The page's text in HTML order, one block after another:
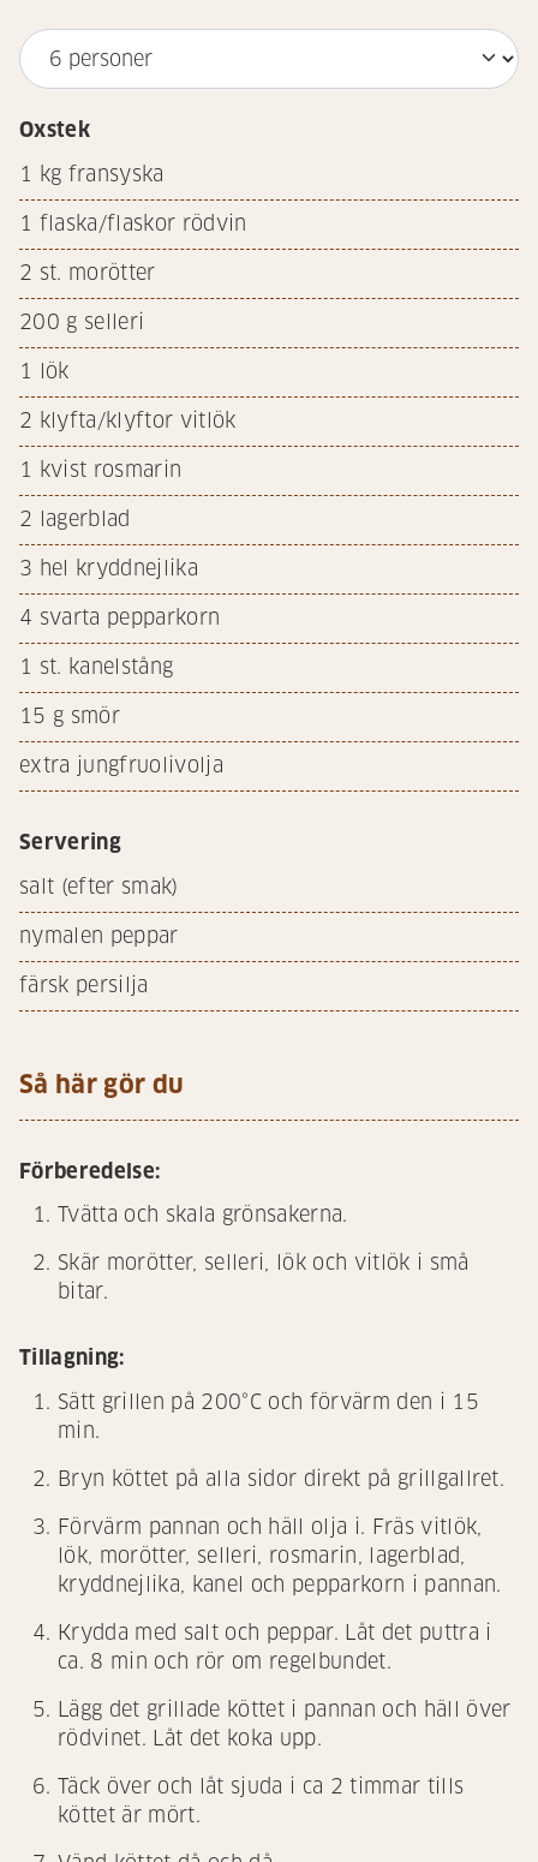
Oxstek
1 kg fransyska
1 flaska/flaskor rödvin
2 st. morötter
200 g selleri
1
lök
2 klyfta/klyftor vitlök
1 kvist rosmarin
2 lagerblad
3 hel kryddnejlika
4 svarta pepparkorn
1 st. kanelstång
15 g smör
extra jungfruolivolja
Servering
salt (efter smak)
nymalen peppar
färsk persilja
Så här gör du
Förberedelse:
Tvätta och skala grönsakerna.
Skär morötter, selleri, lök och vitlök i små
bitar.
Tillagning:
Sätt grillen på 200°C och förvärm den i 15
min.
Bryn köttet på alla sidor direkt på grillgallret.
Förvärm pannan och häll olja i. Fräs vitlök,
lök, morötter, selleri, rosmarin, lagerblad,
kryddnejlika, kanel och pepparkorn i pannan.
Krydda med salt och peppar. Låt det puttra i
ca. 8 min och rör om regelbundet.
Lägg det grillade köttet i pannan och häll över
rödvinet. Låt det koka upp.
Täck över och låt sjuda i ca 2 timmar tills
köttet är mört.